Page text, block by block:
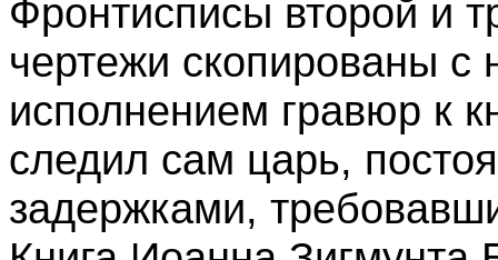
Фронтисписы второй и
чертежи скопированы с
исполнением гравюр к
следил сам царь,
задержками,